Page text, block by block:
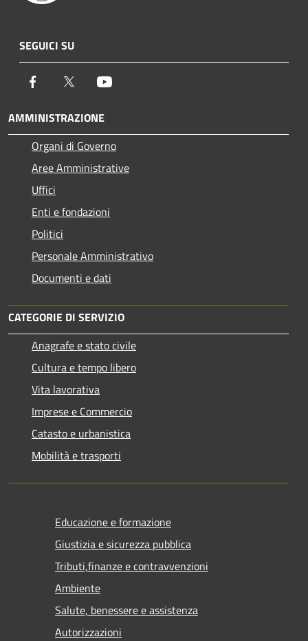
SEGUICI SU
Facebook Twitter
AMMINISTRAZIONE
Organi di Governo
Aree Amministrative
Uffici
Enti e fondazioni
Politici
Personale Amministrativo
Documenti e dati
CATEGORIE DI SERVIZIO
Anagrafe e stato civile
Cultura e tempo libero
Vita lavorativa
Imprese e Commercio
Catasto e urbanistica
Mobilità e trasporti
Educazione e formazione
Giustizia e sicurezza pubblica
Tributi,finanze e contravvenzioni
Ambiente
Salute, benessere e assistenza
Autorizzazioni